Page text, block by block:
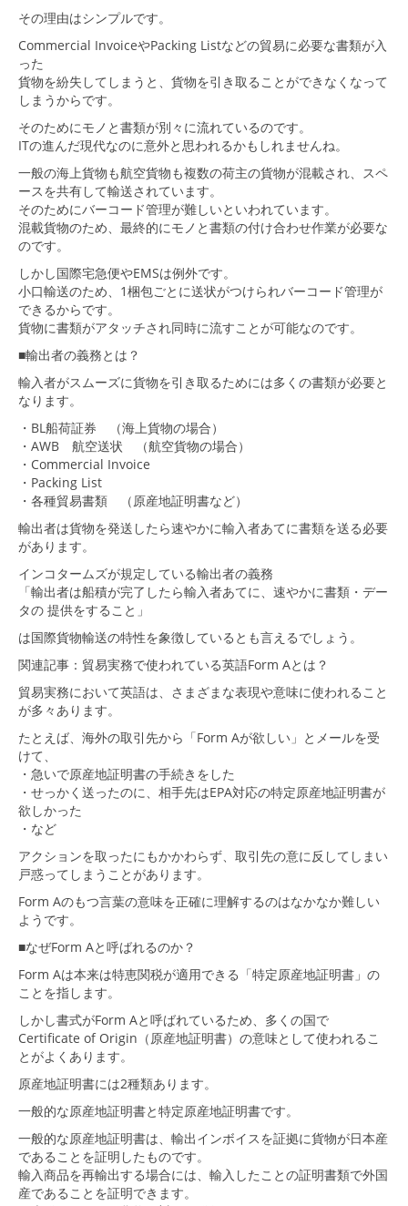
その理由はシンプルです。
Commercial InvoiceやPacking Listなどの貿易に必要な書類が入
った
貨物を紛失してしまうと、貨物を引き取ることができなくなって
しまうからです。
そのためにモノと書類が別々に流れているのです。
ITの進んだ現代なのに意外と思われるかもしれませんね。
一般の海上貨物も航空貨物も複数の荷主の貨物が混載され、スペ
ースを共有して輸送されています。
そのためにバーコード管理が難しいといわれています。
混載貨物のため、最終的にモノと書類の付け合わせ作業が必要な
のです。
しかし国際宅急便やEMSは例外です。
小口輸送のため、1梱包ごとに送状がつけられバーコード管理が
できるからです。
貨物に書類がアタッチされ同時に流すことが可能なのです。
■輸出者の義務とは？
輸入者がスムーズに貨物を引き取るためには多くの書類が必要と
なります。
・BL船荷証券 （海上貨物の場合）
・AWB 航空送状 （航空貨物の場合）
・Commercial Invoice
・Packing List
・各種貿易書類 （原産地証明書など）
輸出者は貨物を発送したら速やかに輸入者あてに書類を送る必要
があります。
インコタームズが規定している輸出者の義務
「輸出者は船積が完了したら輸入者あてに、速やかに書類・デー
タの 提供をすること」
は国際貨物輸送の特性を象徴しているとも言えるでしょう。
関連記事： 貿易実務で使われている英語Form Aとは？
貿易実務において英語は、さまざまな表現や意味に使われること
が多々あります。
たとえば、海外の取引先から「Form Aが欲しい」とメールを受
けて、
・急いで原産地証明書の手続きをした
・せっかく送ったのに、相手先はEPA対応の特定原産地証明書が
欲しかった
・など
アクションを取ったにもかかわらず、取引先の意に反してしまい
戸惑ってしまうことがあります。
Form Aのもつ言葉の意味を正確に理解するのはなかなか難しい
ようです。
■なぜForm Aと呼ばれるのか？
Form Aは本来は特恵関税が適用できる「特定原産地証明書」の
ことを指します。
しかし書式がForm Aと呼ばれているため、多くの国で
Certificate of Origin（原産地証明書）の意味として使われるこ
とがよくあります。
原産地証明書には2種類あります。
一般的な原産地証明書と特定原産地証明書です。
一般的な原産地証明書は、輸出インボイスを証拠に貨物が日本産
であることを証明したものです。
輸入商品を再輸出する場合には、輸入したことの証明書類で外国
産であることを証明できます。